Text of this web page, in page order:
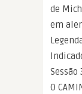
de
em
Sessão
O